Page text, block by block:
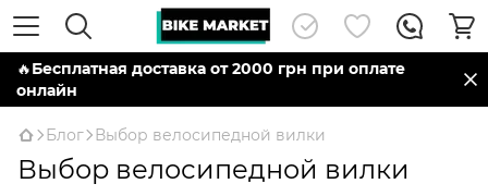
🔥Бесплатная доставка от 2000 грн при оплате
онлайн
Блог Выбор велосипедной вилки
Выбор велосипедной вилки